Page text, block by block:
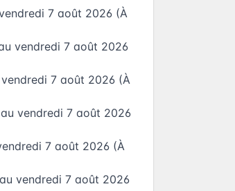
7 août 2026 (À
vendredi 7 août 2026
vendredi 7 août 2026 (À
auvendredi 7 août 2026
7 août 2026 (À
auvendredi 7 août 2026